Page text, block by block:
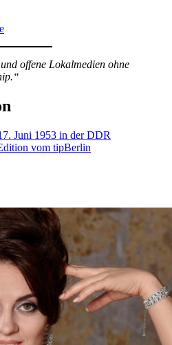
offene Lokalmedien ohne
Juni 1953 in der DDR
vom tipBerlin